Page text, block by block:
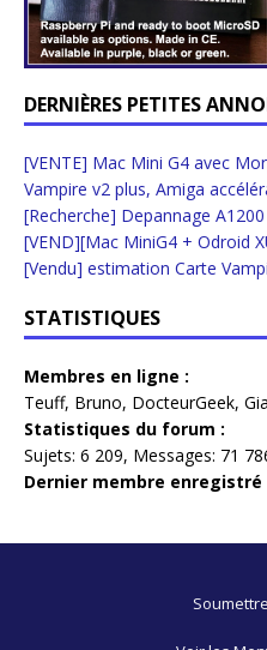
DERNIÈRES PETITES
[VENTE] Mac Mini G4 avec
Vampire v2 plus, Amiga
[Recherche] Depannage A1200
[VEND][Mac MiniG4 + Odroid
[Vendu] estimation Carte
STATISTIQUES
Membres en ligne :
Teuff, Bruno, DocteurGeek,
Statistiques du forum :
Sujets: 6 209, Messages: 71
Dernier membre enregistré